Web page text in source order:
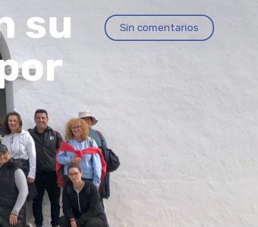
su
Sin comentarios